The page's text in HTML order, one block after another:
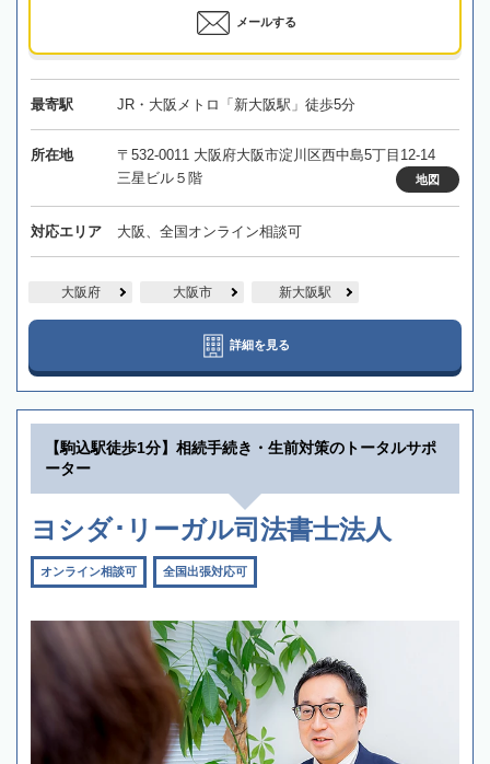
メールする
最寄駅 JR・大阪メトロ「新大阪駅」徒歩5分
所在地
〒532-0011 大阪府大阪市淀川区西中島5丁目12-14
三星ビル５階
地図
対応エリア 大阪、全国オンライン相談可
大阪府 大阪市 新大阪駅
詳細を見る
【駒込駅徒歩1分】相続手続き・生前対策のトータルサポ
ーター
ヨシダ･リーガル司法書士法人
オンライン相談可 全国出張対応可